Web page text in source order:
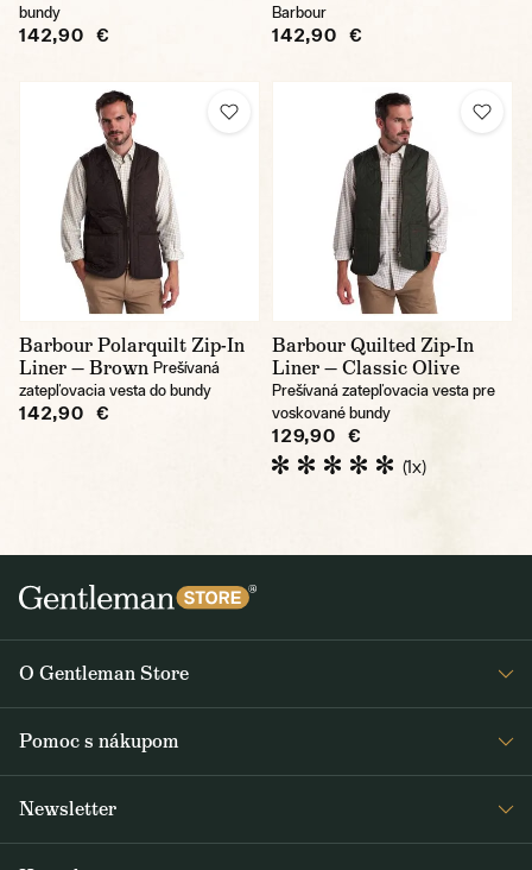
bundy
142,90 €
Barbour
142,90 €
Barbour Polarquilt Zip-In
Liner — Brown Prešívaná
zatepľovacia vesta do bundy
142,90 €
Barbour Quilted Zip-In
Liner — Classic Olive
Prešívaná zatepľovacia vesta pre
voskované bundy
129,90 €
(1x)
O Gentleman Store
Journal
Pomoc s nákupom
Obchodné podmienky
Newsletter